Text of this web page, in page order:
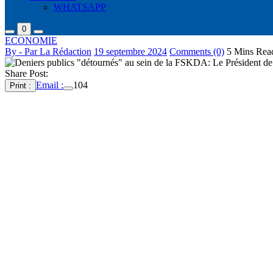
WHATSAPP
0
ECONOMIE
By - Par La Rédaction 19 septembre 2024 Comments (0) 5 Mins
Share Post:
Print : Email : 104